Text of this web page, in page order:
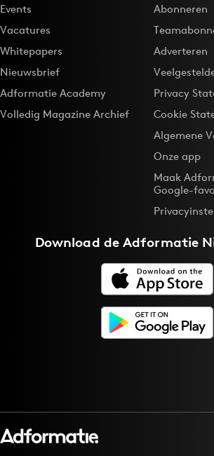
Events
Vacatures
Whitepapers
Nieuwsbrief
Adformatie Academy
Volledig Magazine Archief
Abonneren
Adverteren
Privacy
Cookie
Algemene
Onze app
Maak
Google-
Download deAdformatie